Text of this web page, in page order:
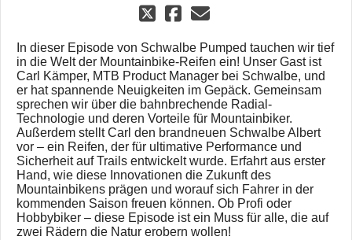
In dieser Episode von Schwalbe Pumped tauchen wir tief
in die Welt der Mountainbike-Reifen ein! Unser Gast ist
Carl Kämper, MTB Product Manager bei Schwalbe, und
er hat spannende Neuigkeiten im Gepäck. Gemeinsam
sprechen wir über die bahnbrechende Radial-
Technologie und deren Vorteile für Mountainbiker.
Außerdem stellt Carl den brandneuen Schwalbe Albert
vor – ein Reifen, der für ultimative Performance und
Sicherheit auf Trails entwickelt wurde. Erfahrt aus erster
Hand, wie diese Innovationen die Zukunft des
Mountainbikens prägen und worauf sich Fahrer in der
kommenden Saison freuen können. Ob Profi oder
Hobbybiker – diese Episode ist ein Muss für alle, die auf
zwei Rädern die Natur erobern wollen!